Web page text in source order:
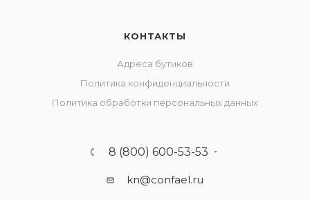
КОНТАКТЫ
Адреса бутиков
Политика конфиденциальности
Политика обработки персональных данных
8 (800) 600-53-53
kn@confael.ru